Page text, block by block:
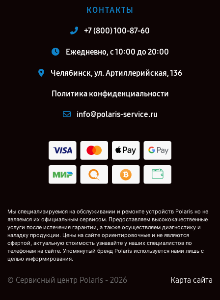
КОНТАКТЫ
+7 (800) 100-87-60
Ежедневно, с 10:00 до 20:00
Челябинск, ул. Артиллерийская, 136
Политика конфиденциальности
info@polaris-service.ru
Мы специализируемся на обслуживании и ремонте устройств Polaris но не
являемся их официальным сервисом. Предоставляем высококачественные
услуги после истечения гарантии, а также осуществляем диагностику и
наладку продукции. Цены на сайте ориентировочные и не являются
офертой, актуальную стоимость узнавайте у наших специалистов по
телефонам на сайте. Упомянутый бренд Polaris используется нами лишь с
целью информирования.
© Сервисный центр Polaris - 2026 Карта сайта